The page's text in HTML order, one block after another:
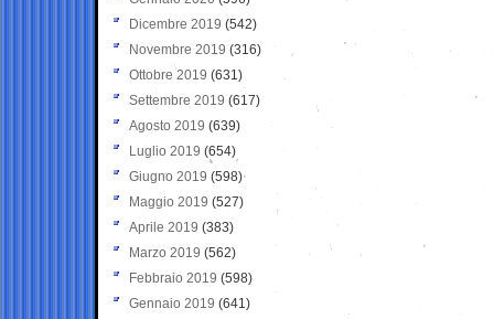
Dicembre 2019 (542)
Novembre 2019 (316)
Ottobre 2019 (631)
Settembre 2019 (617)
Agosto 2019 (639)
Luglio 2019 (654)
Giugno 2019 (598)
Maggio 2019 (527)
Aprile 2019 (383)
Marzo 2019 (562)
Febbraio 2019 (598)
Gennaio 2019 (641)